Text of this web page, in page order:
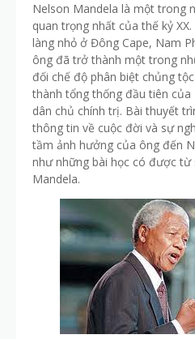
Nelson Mandela là một trong
quan trọng nhất của thế kỷ
làng nhỏ ở Đông Cape, Nam
ông đã trở thành một trong
đối chế độ phân biệt chủng
thành tổng thống đầu tiên
dân chủ chính trị. Bài thuyết
thông tin về cuộc đời và sự
tầm ảnh hưởng của ông đến
như những bài học có được từ
Mandela.